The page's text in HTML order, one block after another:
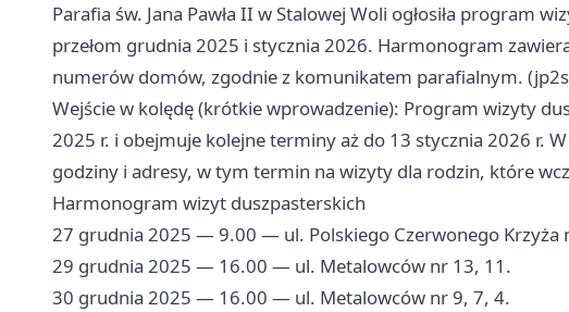
Parafia św. Jana Pawła II w Stalowej Woli ogłosiła program
przełom grudnia 2025 i stycznia 2026. Harmonogram
numerów domów, zgodnie z komunikatem parafialnym.
Wejście w kolędę (krótkie wprowadzenie): Program wizyty
2025 r. i obejmuje kolejne terminy aż do 13 stycznia 2026 r.
godziny i adresy, w tym termin na wizyty dla rodzin, które
Harmonogram wizyt duszpasterskich
27 grudnia 2025 — 9.00 — ul. Polskiego Czerwonego Krzyża
29 grudnia 2025 — 16.00 — ul. Metalowców nr 13, 11.
30 grudnia 2025 — 16.00 — ul. Metalowców nr 9, 7, 4.